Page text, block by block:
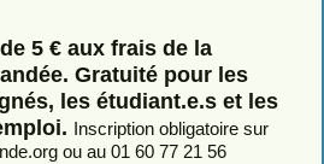
5 € aux frais de la
Gratuité pour les
les étudiant.e.s et les
Inscription obligatoire sur
ou au 01 60 77 21 56